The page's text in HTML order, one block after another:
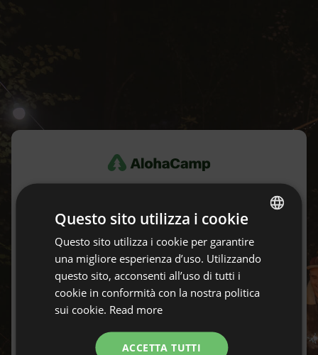
Non hai ancora un account?
Crea un account gratuitamente.
E-mail
Password
ENGLISH
SPANISH
POLISH
Questo sito utilizza i cookie
Questo sito utilizza i cookie per garantire
una migliore esperienza d’uso. Utilizzando
questo sito, acconsenti all’uso di tutti i
cookie in conformità con la nostra politica
sui cookie. Read more
ACCETTA TUTTI